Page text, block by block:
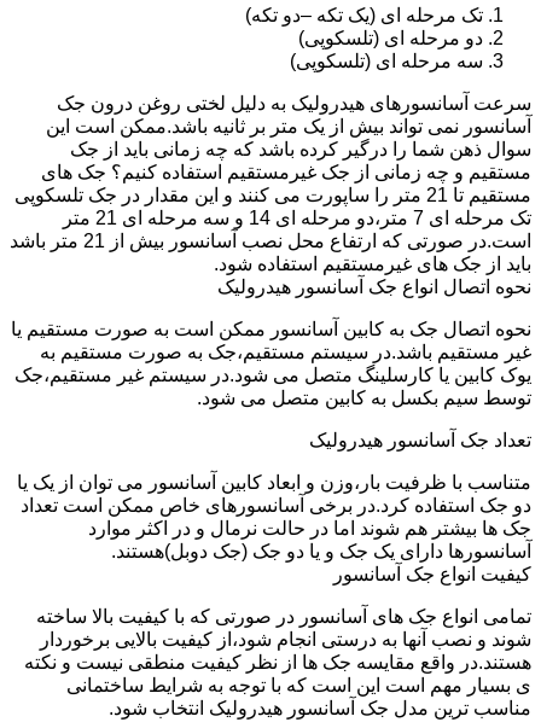
تک مرحله ای (یک تکه –دو تکه)
دو مرحله ای (تلسکوپی)
سه مرحله ای (تلسکوپی)
سرعت آسانسورهای هیدرولیک به دلیل لختی روغن درون جک
آسانسور نمی تواند بیش از یک متر بر ثانیه باشد.ممکن است این
سوال ذهن شما را درگیر کرده باشد که چه زمانی باید از جک
مستقیم و چه زمانی از جک غیرمستقیم استفاده کنیم؟ جک های
مستقیم تا 21 متر را ساپورت می کنند و این مقدار در جک تلسکوپی
تک مرحله ای 7 متر،دو مرحله ای 14 و سه مرحله ای 21 متر
است.در صورتی که ارتفاع محل نصب آسانسور بیش از 21 متر باشد
باید از جک های غیرمستقیم استفاده شود.
نحوه اتصال انواع جک آسانسور هیدرولیک
نحوه اتصال جک به کابین آسانسور ممکن است به صورت مستقیم یا
غیر مستقیم باشد.در سیستم مستقیم،جک به صورت مستقیم به
یوک کابین یا کارسلینگ متصل می شود.در سیستم غیر مستقیم،جک
توسط سیم بکسل به کابین متصل می شود.
تعداد جک آسانسور هیدرولیک
متناسب با ظرفیت بار،وزن و ابعاد کابین آسانسور می توان از یک یا
دو جک استفاده کرد.در برخی آسانسورهای خاص ممکن است تعداد
جک ها بیشتر هم شوند اما در حالت نرمال و در اکثر موارد
آسانسورها دارای یک جک و یا دو جک (جک دوبل)هستند.
کیفیت انواع جک آسانسور
تمامی انواع جک های آسانسور در صورتی که با کیفیت بالا ساخته
شوند و نصب آنها به درستی انجام شود،از کیفیت بالایی برخوردار
هستند.در واقع مقایسه جک ها از نظر کیفیت منطقی نیست و نکته
ی بسیار مهم است این است که با توجه به شرایط ساختمانی
مناسب ترین مدل جک آسانسور هیدرولیک انتخاب شود.